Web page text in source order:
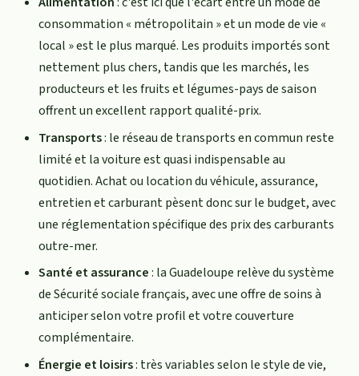
consommation « métropolitain » et un mode de vie «
local » est le plus marqué. Les produits importés sont
nettement plus chers, tandis que les marchés, les
producteurs et les fruits et légumes-pays de saison
offrent un excellent rapport qualité-prix.
Transports: le réseau de transports en commun reste
limité et la voiture est quasi indispensable au
quotidien. Achat ou location du véhicule, assurance,
entretien et carburant pèsent donc sur le budget, avec
une réglementation spécifique des prix des carburants
outre-mer.
Santé et assurance: la Guadeloupe relève du système
de Sécurité sociale français, avec une offre de soins à
anticiper selon votre profil et votre couverture
complémentaire.
Énergie et loisirs: très variables selon le style de vie,